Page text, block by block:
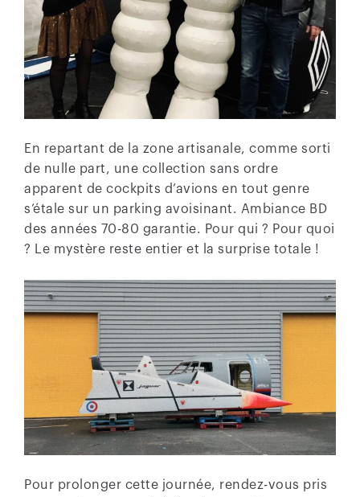
En repartant de la zone artisanale, comme sorti
de nulle part, une collection sans ordre
apparent de cockpits d’avions en tout genre
s’étale sur un parking avoisinant. Ambiance BD
des années 70-80 garantie. Pour qui ? Pour quoi
? Le mystère reste entier et la surprise totale !
Pour prolonger cette journée, rendez-vous pris